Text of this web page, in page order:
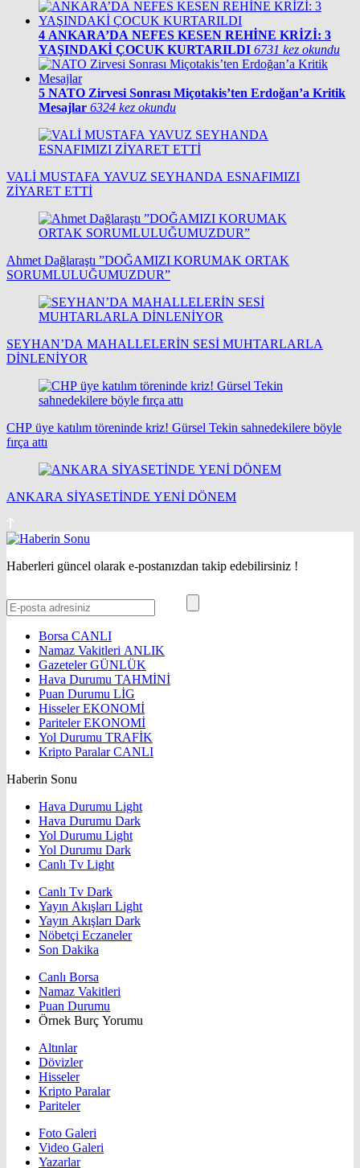
4 ANKARA’DA NEFES KESEN REHİNE KRİZİ: 3
YAŞINDAKİ ÇOCUK KURTARILDI 6731 kez okundu
5 NATO Zirvesi Sonrası Miçotakis’ten Erdoğan’a Kritik
Mesajlar 6324 kez okundu
VALİ MUSTAFA YAVUZ SEYHANDA ESNAFIMIZI
ZİYARET ETTİ
Ahmet Dağlaraştı ”DOĞAMIZI KORUMAK ORTAK
SORUMLULUĞUMUZDUR”
SEYHAN’DA MAHALLELERİN SESİ MUHTARLARLA
DİNLENİYOR
CHP üye katılım töreninde kriz! Gürsel Tekin sahnedekilere böyle
fırça attı
ANKARA SİYASETİNDE YENİ DÖNEM
Haberleri güncel olarak e-postanızdan takip edebilirsiniz !
Borsa CANLI
Namaz Vakitleri ANLIK
GazetelerGÜNLÜK
Hava Durumu TAHMİNİ
Puan Durumu LİG
HisselerEKONOMİ
ParitelerEKONOMİ
Yol Durumu TRAFİK
Kripto ParalarCANLI
Haberin Sonu
Hava Durumu Light
Hava Durumu Dark
Yol Durumu Light
Yol Durumu Dark
Canlı Tv Light
Canlı Tv Dark
Yayın Akışları Light
Yayın Akışları Dark
Nöbetçi Eczaneler
Son Dakika
Canlı Borsa
Namaz Vakitleri
Puan Durumu
Örnek Burç Yorumu
Altınlar
Dövizler
Hisseler
Kripto Paralar
Pariteler
Foto Galeri
Video Galeri
Yazarlar